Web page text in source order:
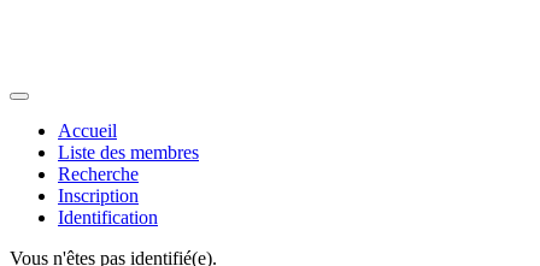
Accueil
Liste des membres
Recherche
Inscription
Identification
Vous n'êtes pas identifié(e).